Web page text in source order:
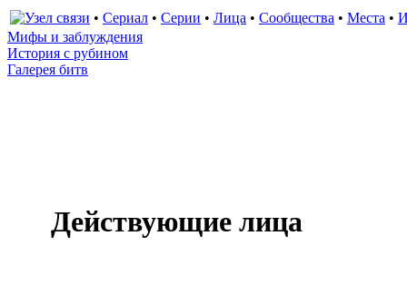
• Сериал • Серии • Лица • Сообщества • Места •
Мифы и заблуждения
История с рубином
Галерея битв
Действующие лица